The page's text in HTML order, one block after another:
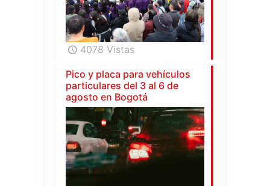
4078 Vistas
Pico y placa para vehículos
particulares del 3 al 6 de
agosto en Bogotá